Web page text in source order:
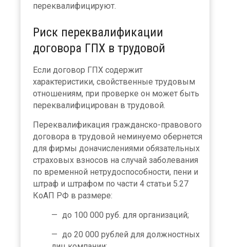
переквалифицируют.
Риск переквалификации
договора ГПХ в трудовой
Если договор ГПХ содержит
характеристики, свойственные трудовым
отношениям, при проверке он может быть
переквалифицирован в трудовой.
Переквалификация гражданско-правового
договора в трудовой неминуемо обернется
для фирмы доначислениями обязательных
страховых взносов на случай заболевания
по временной нетрудоспособности, пени и
штраф и штрафом по части 4 статьи 5.27
КоАП РФ в размере:
до 100 000 руб. для организаций;
до 20 000 рублей для должностных